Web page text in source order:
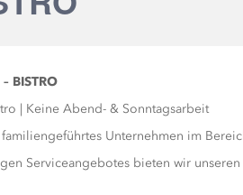
BISTRO
| Keine Abend- & Sonntagsarbeit
Unternehmen im
Serviceangebotes bieten wir